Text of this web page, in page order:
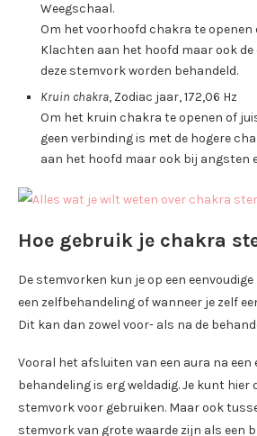
Weegschaal.
Om het voorhoofd chakra te
Klachten aan het hoofd maar ook
deze stemvork worden behandeld.
Kruin chakra, Zodiac jaar, 172,06 Hz
Om het kruin chakra te openen of
geen verbinding is met de hogere
aan het hoofd maar ook bij angsten
Hoe gebruik je chakra
De stemvorken kun je op een
een zelfbehandeling of wanneer je zelf
Dit kan dan zowel voor- als na de
Vooral het afsluiten van een aura na een
behandeling is erg weldadig. Je kunt hier
stemvork voor gebruiken. Maar ook
stemvork van grote waarde zijn als een